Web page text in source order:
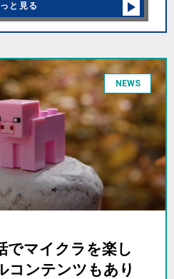
と見る
NEWS
でマイクラを楽し
コンテンツもあり